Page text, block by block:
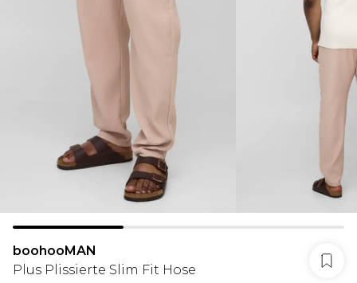
boohooMAN
Plus Plissierte Slim Fit Hose